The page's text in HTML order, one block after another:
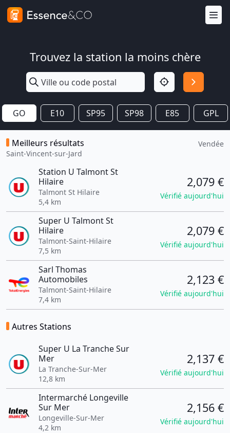
Trouvez la station la moins chère
GO E10 SP95 SP98 E85 GPL
Meilleurs résultats
Saint-Vincent-sur-Jard
Vendée
Station U Talmont St
Hilaire
Talmont St Hilaire
5,4 km
2,079 €
Vérifié aujourd'hui
Super U Talmont St
Hilaire
Talmont-Saint-Hilaire
7,5 km
2,079 €
Vérifié aujourd'hui
Sarl Thomas
Automobiles
Talmont-Saint-Hilaire
7,4 km
2,123 €
Vérifié aujourd'hui
Autres Stations
Super U La Tranche Sur
Mer
La Tranche-Sur-Mer
12,8 km
2,137 €
Vérifié aujourd'hui
Intermarché Longeville
Sur Mer
Longeville-Sur-Mer
4,2 km
2,156 €
Vérifié aujourd'hui